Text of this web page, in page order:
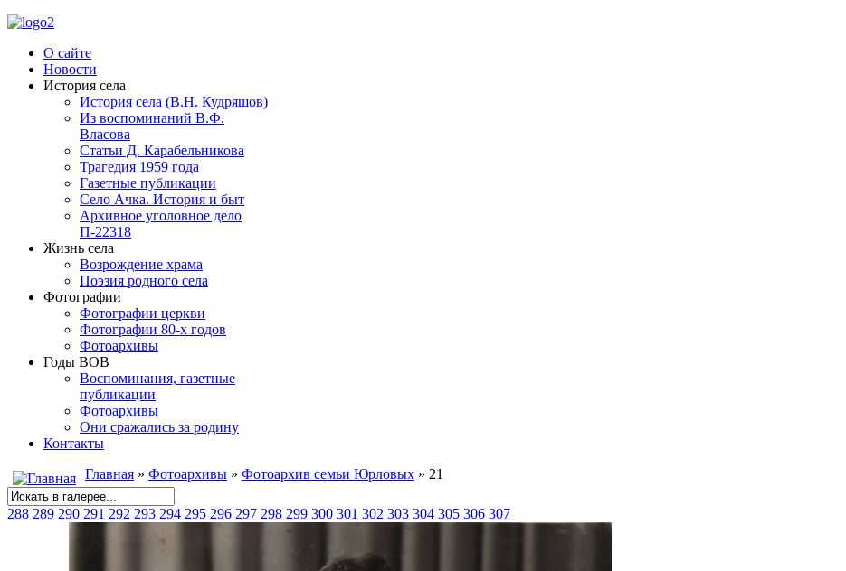
О сайте
Новости
История села
История села (В.Н. Кудряшов)
Из воспоминаний В.Ф.
Власова
Статьи Д. Карабельникова
Трагедия 1959 года
Газетные публикации
Село Ачка. История и быт
Архивное уголовное дело
П-22318
Жизнь села
Возрождение храма
Поэзия родного села
Фотографии
Фотографии церкви
Фотографии 80-х годов
Фотоархивы
Годы ВОВ
Воспоминания, газетные
публикации
Фотоархивы
Они сражались за родину
Контакты
Главная » Фотоархивы » Фотоархив семьи Юрловых » 21
288 289 290 291 292 293 294 295 296 297 298 299 300 301 302 303 304 305 306 307